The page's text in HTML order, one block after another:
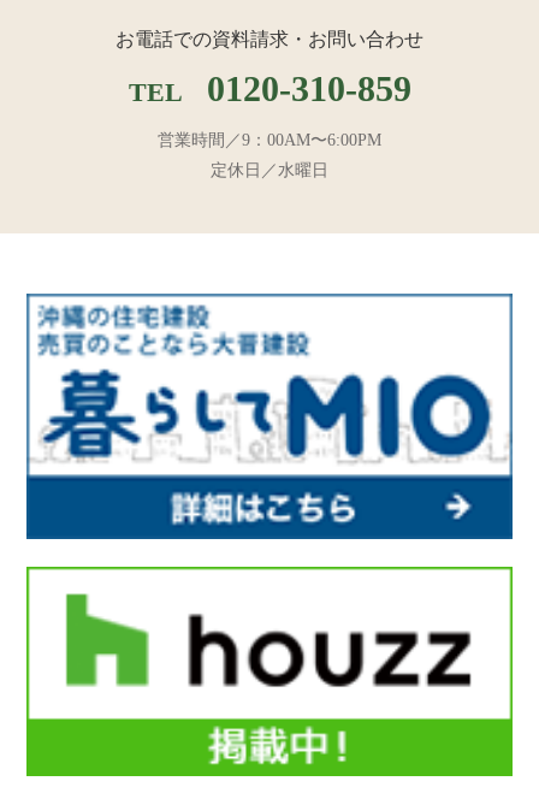
お電話での資料請求・お問い合わせ
TEL 0120-310-859
営業時間／9：00AM〜6:00PM
定休日／水曜日